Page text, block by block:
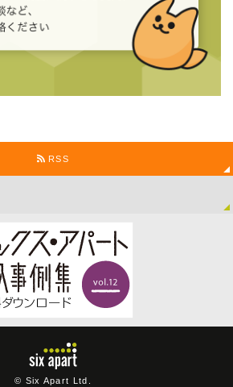
RSS
© Six Apart Ltd.